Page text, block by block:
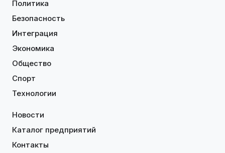
Политика
Безопасность
Интеграция
Экономика
Общество
Спорт
Технологии
Новости
Каталог предприятий
Контакты